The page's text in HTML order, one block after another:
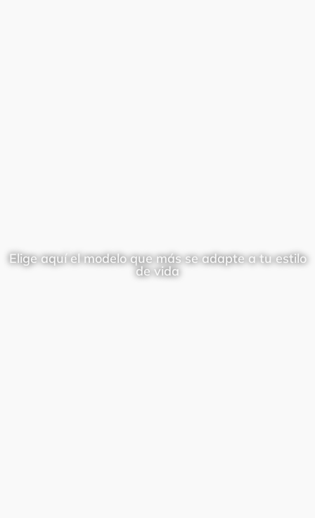
Elige aquí el modelo que más se adapte a tu estilo
de vida